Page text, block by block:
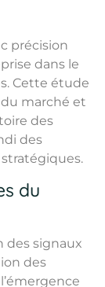
précision
dans le
Cette étude
marché et
des
des
du
des signaux
des